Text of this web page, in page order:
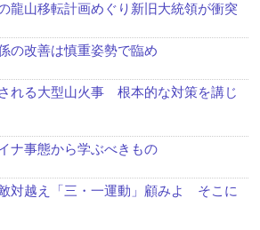
龍山移転計画めぐり新旧大統領が衝突
の改善は慎重姿勢で臨め
される大型山火事 根本的な対策を講じ
ナ事態から学ぶべきもの
敵対越え「三・一運動」顧みよ そこに